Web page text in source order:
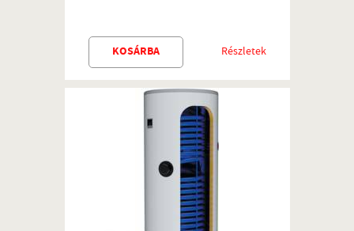
Részletek
KOSÁRBA